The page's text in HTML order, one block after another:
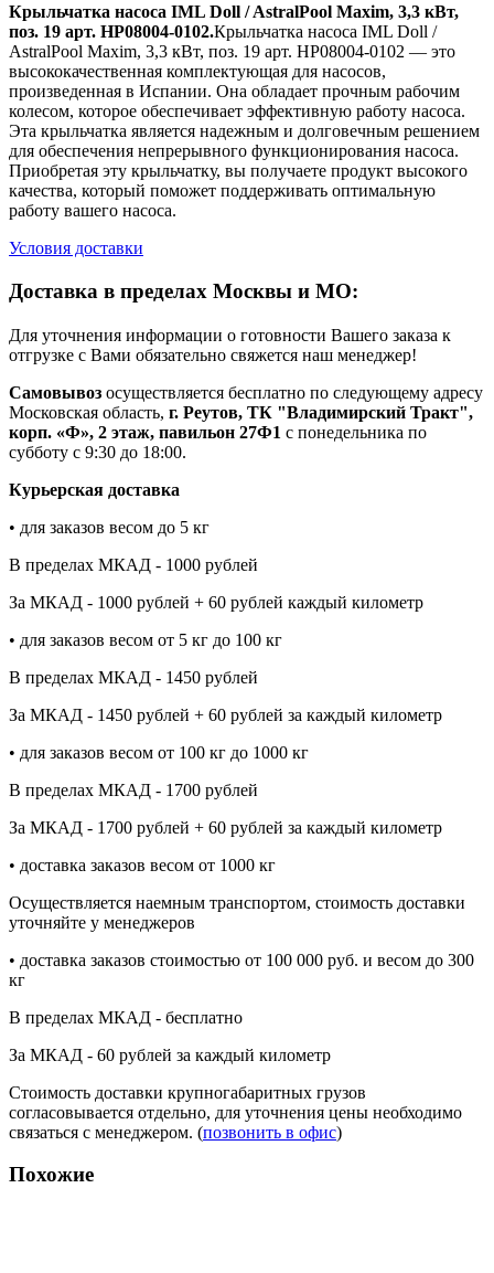
Крыльчатка насоса IML Doll / AstralPool Maxim, 3,3 кВт,
поз. 19 арт. HP08004-0102.Крыльчатка насоса IML Doll /
AstralPool Maxim, 3,3 кВт, поз. 19 арт. HP08004-0102 — это
высококачественная комплектующая для насосов,
произведенная в Испании. Она обладает прочным рабочим
колесом, которое обеспечивает эффективную работу насоса.
Эта крыльчатка является надежным и долговечным решением
для обеспечения непрерывного функционирования насоса.
Приобретая эту крыльчатку, вы получаете продукт высокого
качества, который поможет поддерживать оптимальную
работу вашего насоса.
Условия доставки
Доставка в пределах Москвы и МО:
Для уточнения информации о готовности Вашего заказа к
отгрузке с Вами обязательно свяжется наш менеджер!
Самовывоз осуществляется бесплатно по следующему адресу
Московская область, г. Реутов, ТК "Владимирский Тракт",
корп. «Ф», 2 этаж, павильон 27Ф1 с понедельника по
субботу с 9:30 до 18:00.
Курьерская доставка
• для заказов весом до 5 кг
В пределах МКАД - 1000 рублей
За МКАД - 1000 рублей + 60 рублей каждый километр
• для заказов весом от 5 кг до 100 кг
В пределах МКАД - 1450 рублей
За МКАД - 1450 рублей + 60 рублей за каждый километр
• для заказов весом от 100 кг до 1000 кг
В пределах МКАД - 1700 рублей
За МКАД - 1700 рублей + 60 рублей за каждый километр
• доставка заказов весом от 1000 кг
Осуществляется наемным транспортом, стоимость доставки
уточняйте у менеджеров
• доставка заказов стоимостью от 100 000 руб. и весом до 300
кг
В пределах МКАД - бесплатно
За МКАД - 60 рублей за каждый километр
Стоимость доставки крупногабаритных грузов
согласовывается отдельно, для уточнения цены необходимо
связаться с менеджером. (позвонить в офис)
Похожие